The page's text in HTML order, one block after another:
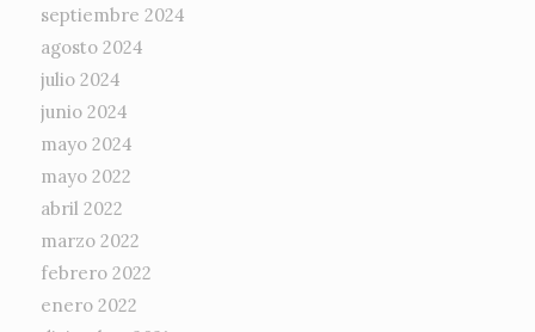
septiembre 2024
agosto 2024
julio 2024
junio 2024
mayo 2024
mayo 2022
abril 2022
marzo 2022
febrero 2022
enero 2022